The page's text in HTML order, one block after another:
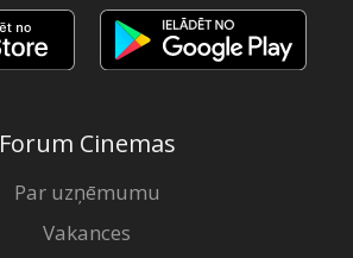
Forum Cinemas
Par uzņēmumu
Vakances